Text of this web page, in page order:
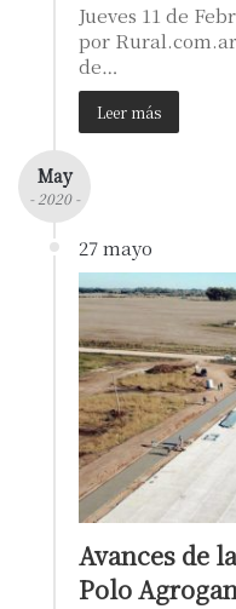
Jueves 11 de
por Rural.com.ar
de…
Leer más
May
- 2020 -
27 mayo
Avances de
Polo